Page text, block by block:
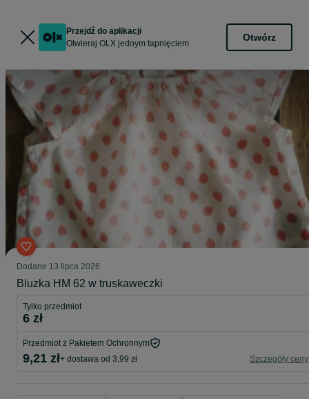
Przejdź do aplikacji
Otwieraj OLX jednym tapnięciem
Otwórz
Dodane 13 lipca 2026
Bluzka HM 62 w truskaweczki
Tylko przedmiot
6 zł
Przedmiot z Pakietem Ochronnym
9,21 zł+ dostawa od 3,99 zł Szczegóły ceny